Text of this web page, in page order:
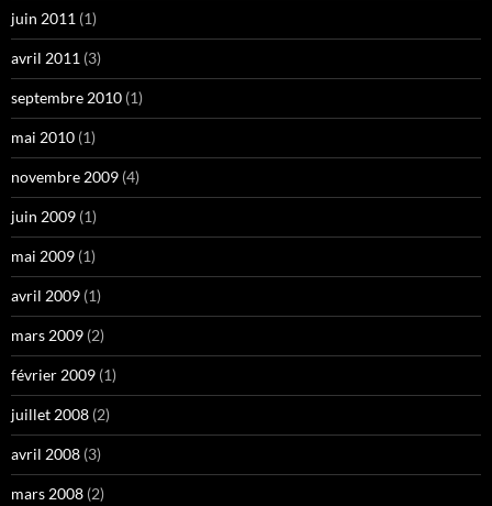
juin 2011 (1)
avril 2011 (3)
septembre 2010 (1)
mai 2010 (1)
novembre 2009 (4)
juin 2009 (1)
mai 2009 (1)
avril 2009 (1)
mars 2009 (2)
février 2009 (1)
juillet 2008 (2)
avril 2008 (3)
mars 2008 (2)